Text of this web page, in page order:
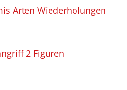
Arten Wiederholungen
2 Figuren